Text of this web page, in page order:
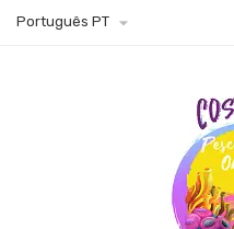
Português PT 